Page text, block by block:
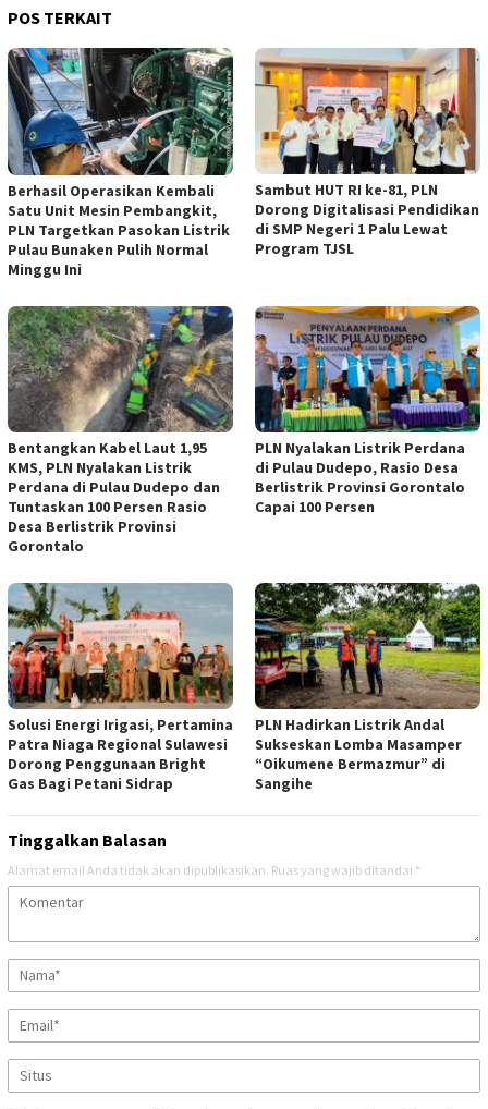
POS TERKAIT
Berhasil Operasikan Kembali
Satu Unit Mesin Pembangkit,
PLN Targetkan Pasokan Listrik
Pulau Bunaken Pulih Normal
Minggu Ini
Sambut HUT RI ke-81, PLN
Dorong Digitalisasi Pendidikan
di SMP Negeri 1 Palu Lewat
Program TJSL
Bentangkan Kabel Laut 1,95
KMS, PLN Nyalakan Listrik
Perdana di Pulau Dudepo dan
Tuntaskan 100 Persen Rasio
Desa Berlistrik Provinsi
Gorontalo
PLN Nyalakan Listrik Perdana
di Pulau Dudepo, Rasio Desa
Berlistrik Provinsi Gorontalo
Capai 100 Persen
Solusi Energi Irigasi, Pertamina
Patra Niaga Regional Sulawesi
Dorong Penggunaan Bright
Gas Bagi Petani Sidrap
PLN Hadirkan Listrik Andal
Sukseskan Lomba Masamper
“Oikumene Bermazmur” di
Sangihe
Tinggalkan Balasan
Alamat email Anda tidak akan dipublikasikan. Ruas yang wajib ditandai *